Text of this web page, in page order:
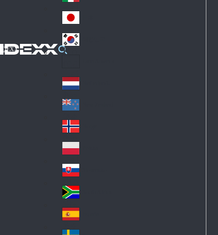
IDEXX
an
y
Ital
y
Jap
an
Ko
Lat
in
A
me
ric
a
Ne
the
rla
nd
s
Ne
w
Ze
ala
nd
No
rw
ay
Pol
an
d
Slo
va
kia
So
uth
Af
Sp